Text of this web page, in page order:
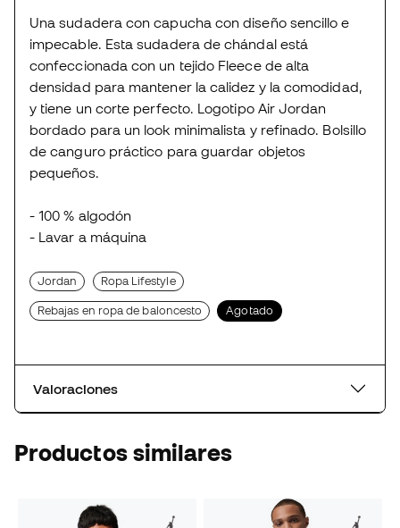
Una sudadera con capucha con diseño sencillo e
impecable. Esta sudadera de chándal está
confeccionada con un tejido Fleece de alta
densidad para mantener la calidez y la comodidad,
y tiene un corte perfecto. Logotipo Air Jordan
bordado para un look minimalista y refinado. Bolsillo
de canguro práctico para guardar objetos
pequeños.
- 100 % algodón
- Lavar a máquina
Jordan Ropa Lifestyle
Rebajas en ropa de baloncesto Agotado
Valoraciones
Productos similares